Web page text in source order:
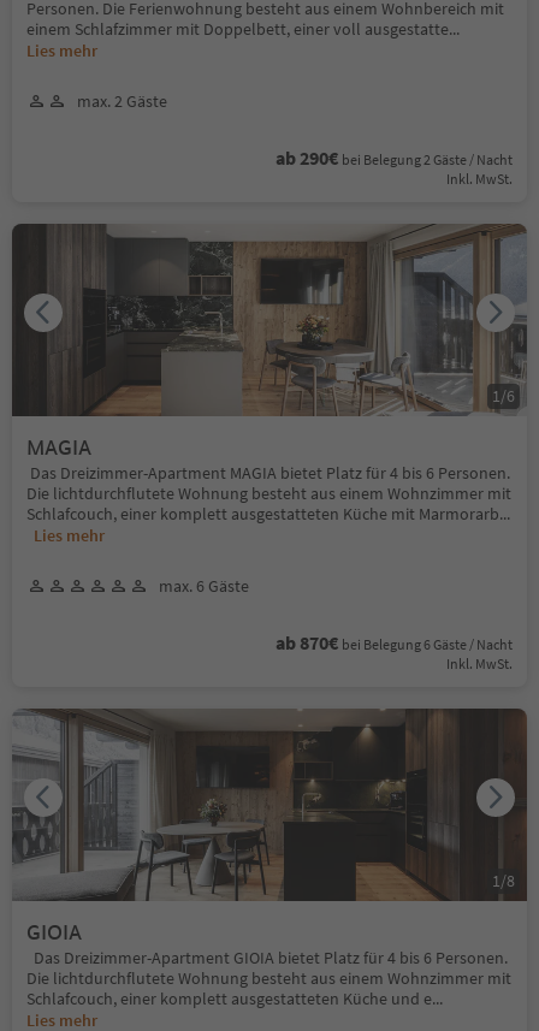
Personen. Die Ferienwohnung besteht aus einem Wohnbereich mit
einem Schlafzimmer mit Doppelbett, einer voll ausgestatte...
Lies mehr
max. 2 Gäste
ab 290€ bei Belegung 2 Gäste / Nacht
Inkl. MwSt.
MAGIA
Das Dreizimmer-Apartment MAGIA bietet Platz für 4 bis 6 Personen.
Die lichtdurchflutete Wohnung besteht aus einem Wohnzimmer mit
Schlafcouch, einer komplett ausgestatteten Küche mit Marmorarb...
Lies mehr
max. 6 Gäste
ab 870€ bei Belegung 6 Gäste / Nacht
Inkl. MwSt.
1 /6
GIOIA
Das Dreizimmer-Apartment GIOIA bietet Platz für 4 bis 6 Personen.
Die lichtdurchflutete Wohnung besteht aus einem Wohnzimmer mit
Schlafcouch, einer komplett ausgestatteten Küche und e...
Lies mehr
1 /8